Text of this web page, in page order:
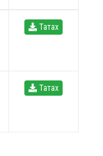
Татах
Татах